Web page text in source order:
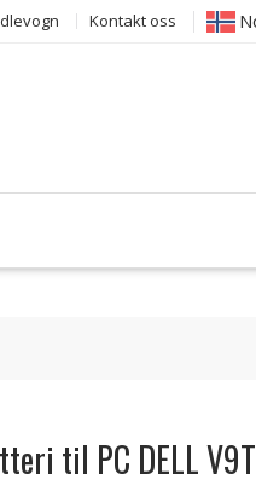
Kontakt oss
til PC DELL